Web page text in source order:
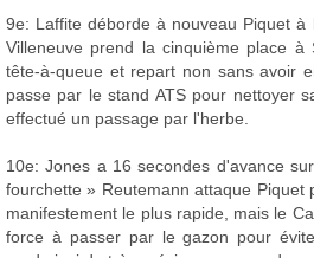
9e: Laffite déborde à nouveau Piquet à
Villeneuve prend la cinquième place à
tête-à-queue et repart non sans avoir
passe par le stand ATS pour nettoyer
effectué un passage par l'herbe.
10e: Jones a 16 secondes d'avance
fourchette » Reutemann attaque Piquet
manifestement le plus rapide, mais le
force à passer par le gazon pour